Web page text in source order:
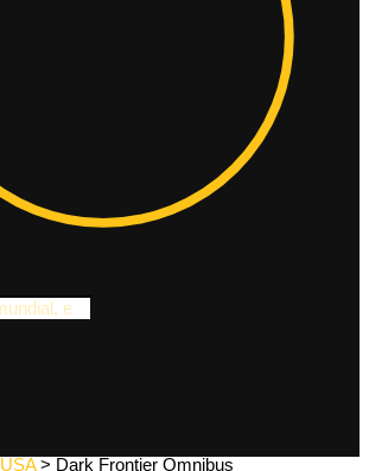
USA> Dark Frontier Omnibus